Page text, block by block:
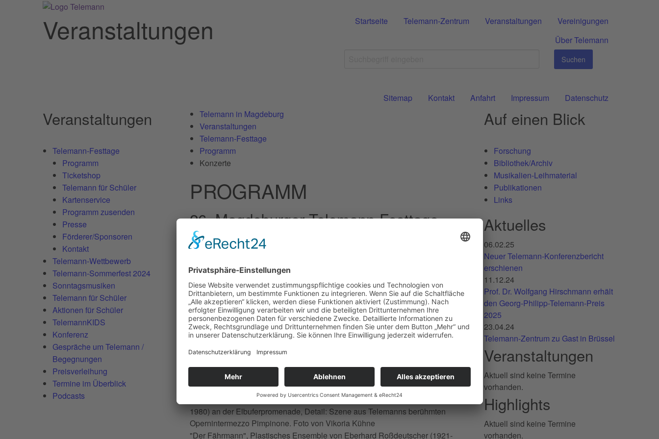
Veranstaltungen Startseite Telemann-Zentrum Veranstaltungen
Vereinigungen
Über Telemann
Suchen
Sitemap Kontakt Anfahrt Impressum Datenschutz
Veranstaltungen
Telemann-Festtage
Programm
Ticketshop
Telemann für Schüler
Kartenservice
Programm zusenden
Presse
Förderer/Sponsoren
Kontakt
Telemann-Wettbewerb
Telemann-Sommerfest 2024
Sonntagsmusiken
Telemann für Schüler
Aktionen für Schüler
TelemannKIDS
Konferenz
Gespräche um Telemann /
Begegnungen
Preisverleihung
Termine im Überblick
Podcasts
Telemann in Magdeburg
Veranstaltungen
Telemann-Festtage
Programm
Konzerte
PROGRAMM
26. Magdeburger Telemann-Festtage
TRENDSETTER. Telemann und Keiser
Festival Extra|15.03.2024 | 11:00 Uhr
Magdeburg
AUF TELEMANNS SPUREN
DURCH MAGDEBURG
Stadtführung
"Der Fährmann", Plastisches Ensemble von Eberhard Roßdeutscher (1921-
Auf einen Blick
Forschung
Bibliothek/Archiv
Musikalien-Leihmaterial
Publikationen
Links
Aktuelles
06.02.25
Neuer Telemann-Konferenzbericht
erschienen
11.12.24
Prof. Dr. Wolfgang Hirschmann erhält
den Georg-Philipp-Telemann-Preis
2025
23.04.24
Telemann-Zentrum zu Gast in Brüssel
Veranstaltungen
Aktuell sind keine Termine
vorhanden.
Highlights
Aktuell sind keine Termine
vorhanden.